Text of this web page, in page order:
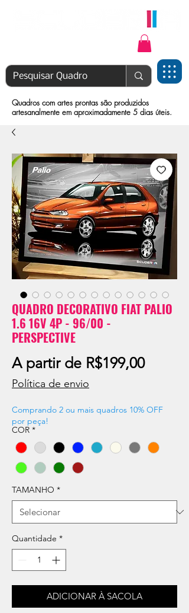
Quadros com artes prontas são produzidos
artesanalmente em aproximadamente 5 dias úteis.
QUADRO DECORATIVO FIAT PALIO
1.6 16V 4P - 96/00 -
PERSPECTIVE
A partir de R$199,00Preço
Política de envio
Comprando 2 ou mais quadros 10% OFF
por peça!
COR *
TAMANHO *
Quantidade *
ADICIONAR À SACOLA